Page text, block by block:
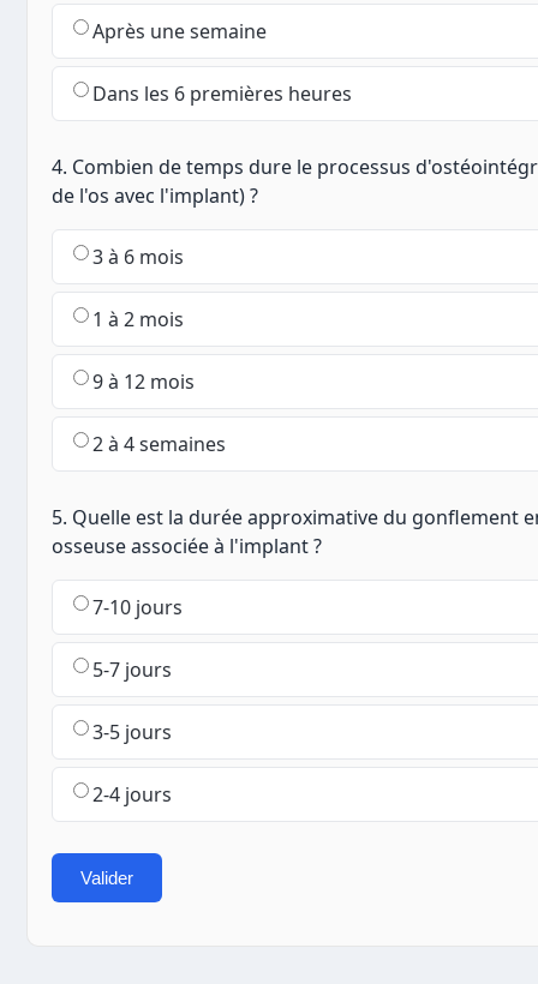
Après une semaine
Dans les 6 premières heures
4. Combien de temps dure le processus
de l'os avec l'implant) ?
3 à 6 mois
1 à 2 mois
9 à 12 mois
2 à 4 semaines
5. Quelle est la durée approximative du gonflement
osseuse associée à l'implant ?
7-10 jours
5-7 jours
3-5 jours
2-4 jours
Valider